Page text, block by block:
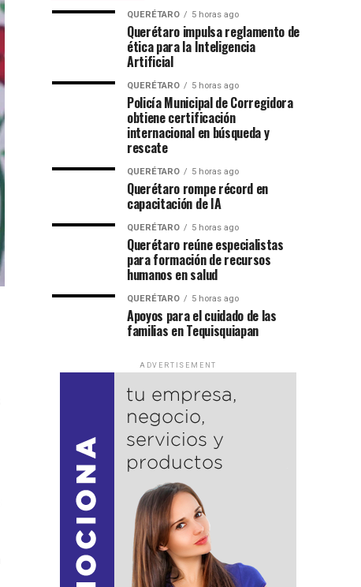
QUERÉTARO 5 horas ago
Querétaro impulsa reglamento de
ética para la Inteligencia
Artificial
QUERÉTARO 5 horas ago
Policía Municipal de Corregidora
obtiene certificación
internacional en búsqueda y
rescate
QUERÉTARO 5 horas ago
Querétaro rompe récord en
capacitación de IA
QUERÉTARO 5 horas ago
Querétaro reúne especialistas
para formación de recursos
humanos en salud
QUERÉTARO 5 horas ago
Apoyos para el cuidado de las
familias en Tequisquiapan
ADVERTISEMENT